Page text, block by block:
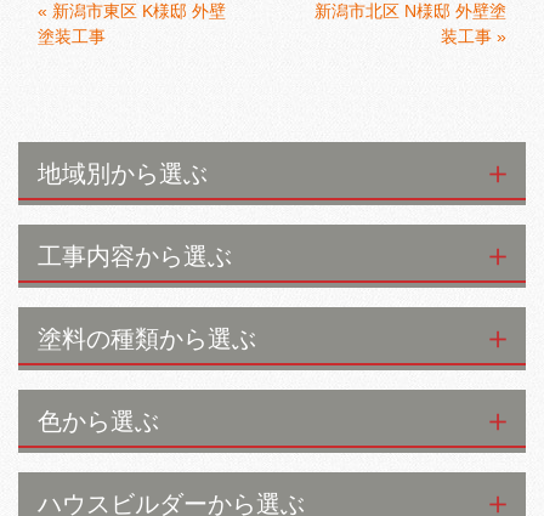
« 新潟市東区 K様邸 外壁
塗装工事
新潟市北区 N様邸 外壁塗
装工事 »
地域別から選ぶ
工事内容から選ぶ
塗料の種類から選ぶ
色から選ぶ
ハウスビルダーから選ぶ